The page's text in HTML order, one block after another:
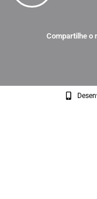
Compartilhe o